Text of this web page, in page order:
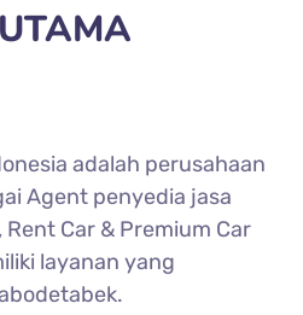
adalah perusahaan
Agent penyedia jasa
Car & Premium Car
layanan yang